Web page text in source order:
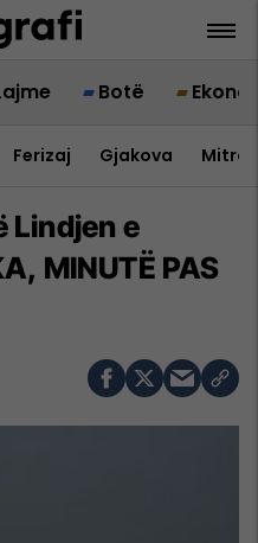
Botë
Ferizaj Gjakova
Lindjen e
MINUTË PAS